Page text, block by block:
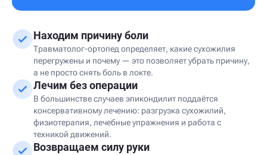
Находим причину боли
Травматолог-ортопед определяет, какие сухожилия
перегружены и почему — это позволяет убрать причину,
а не просто снять боль в локте.
Лечим без операции
В большинстве случаев эпикондилит поддаётся
консервативному лечению: разгрузка сухожилий,
физиотерапия, лечебные упражнения и работа с
техникой движений.
Возвращаем силу руки